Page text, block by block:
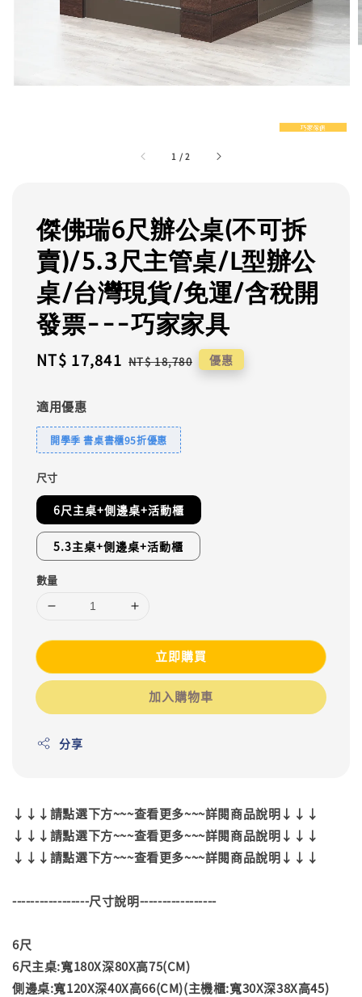
1 /2
傑佛瑞6尺辦公桌(不可拆
賣)/5.3尺主管桌/L型辦公
桌/台灣現貨/免運/含稅開
發票---巧家家具
Sale
NT$ 17,841 Regular
NT$ 18,780 優惠
適用優惠
開學季 書桌書櫃95折優惠
尺寸
6尺主桌+側邊桌+活動櫃
5.3主桌+側邊桌+活動櫃
數量
立即購買
加入購物車
分享
↓↓↓請點選下方~~~查看更多~~~詳閱商品說明↓↓↓
↓↓↓請點選下方~~~查看更多~~~詳閱商品說明↓↓↓
↓↓↓請點選下方~~~查看更多~~~詳閱商品說明↓↓↓
-----------------尺寸說明-----------------
6尺
6尺主桌:寬180X深80X高75(CM)
側邊桌:寬120X深40X高66(CM)(主機櫃:寬30X深38X高45)